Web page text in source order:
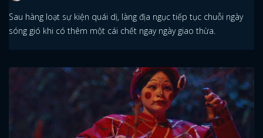
Sau hàng loạt sự kiện quái dị, làng địa ngục tiếp tục chuỗi ngày
sóng gió khi có thêm một cái chết ngay ngày giao thừa.